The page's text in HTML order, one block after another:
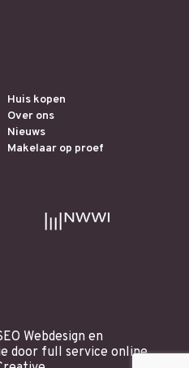
Huis kopen
Over ons
Nieuws
Makelaar op proef
Webdesign en
door full service online